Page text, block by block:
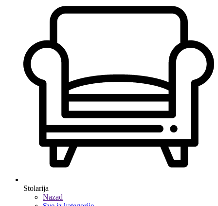
Stolarija
Nazad